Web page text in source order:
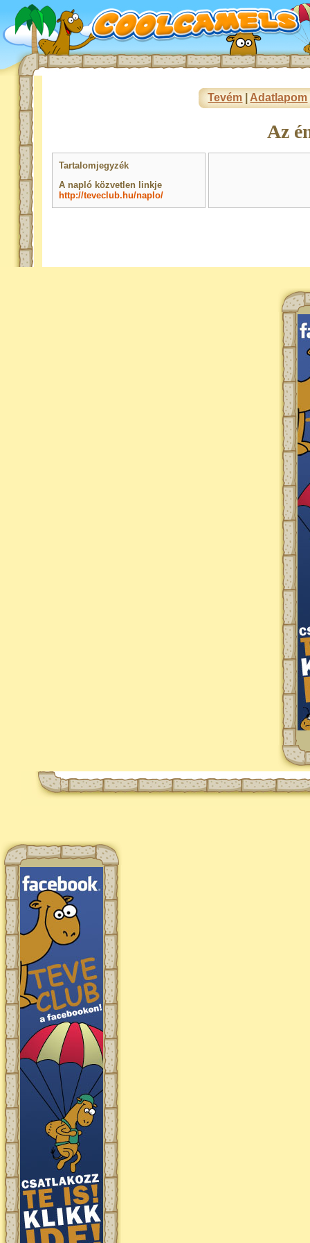
Tevém Adatlapom
Az
Tartalomjegyzék
A napló közvetlen linkje
http://teveclub.hu/naplo/